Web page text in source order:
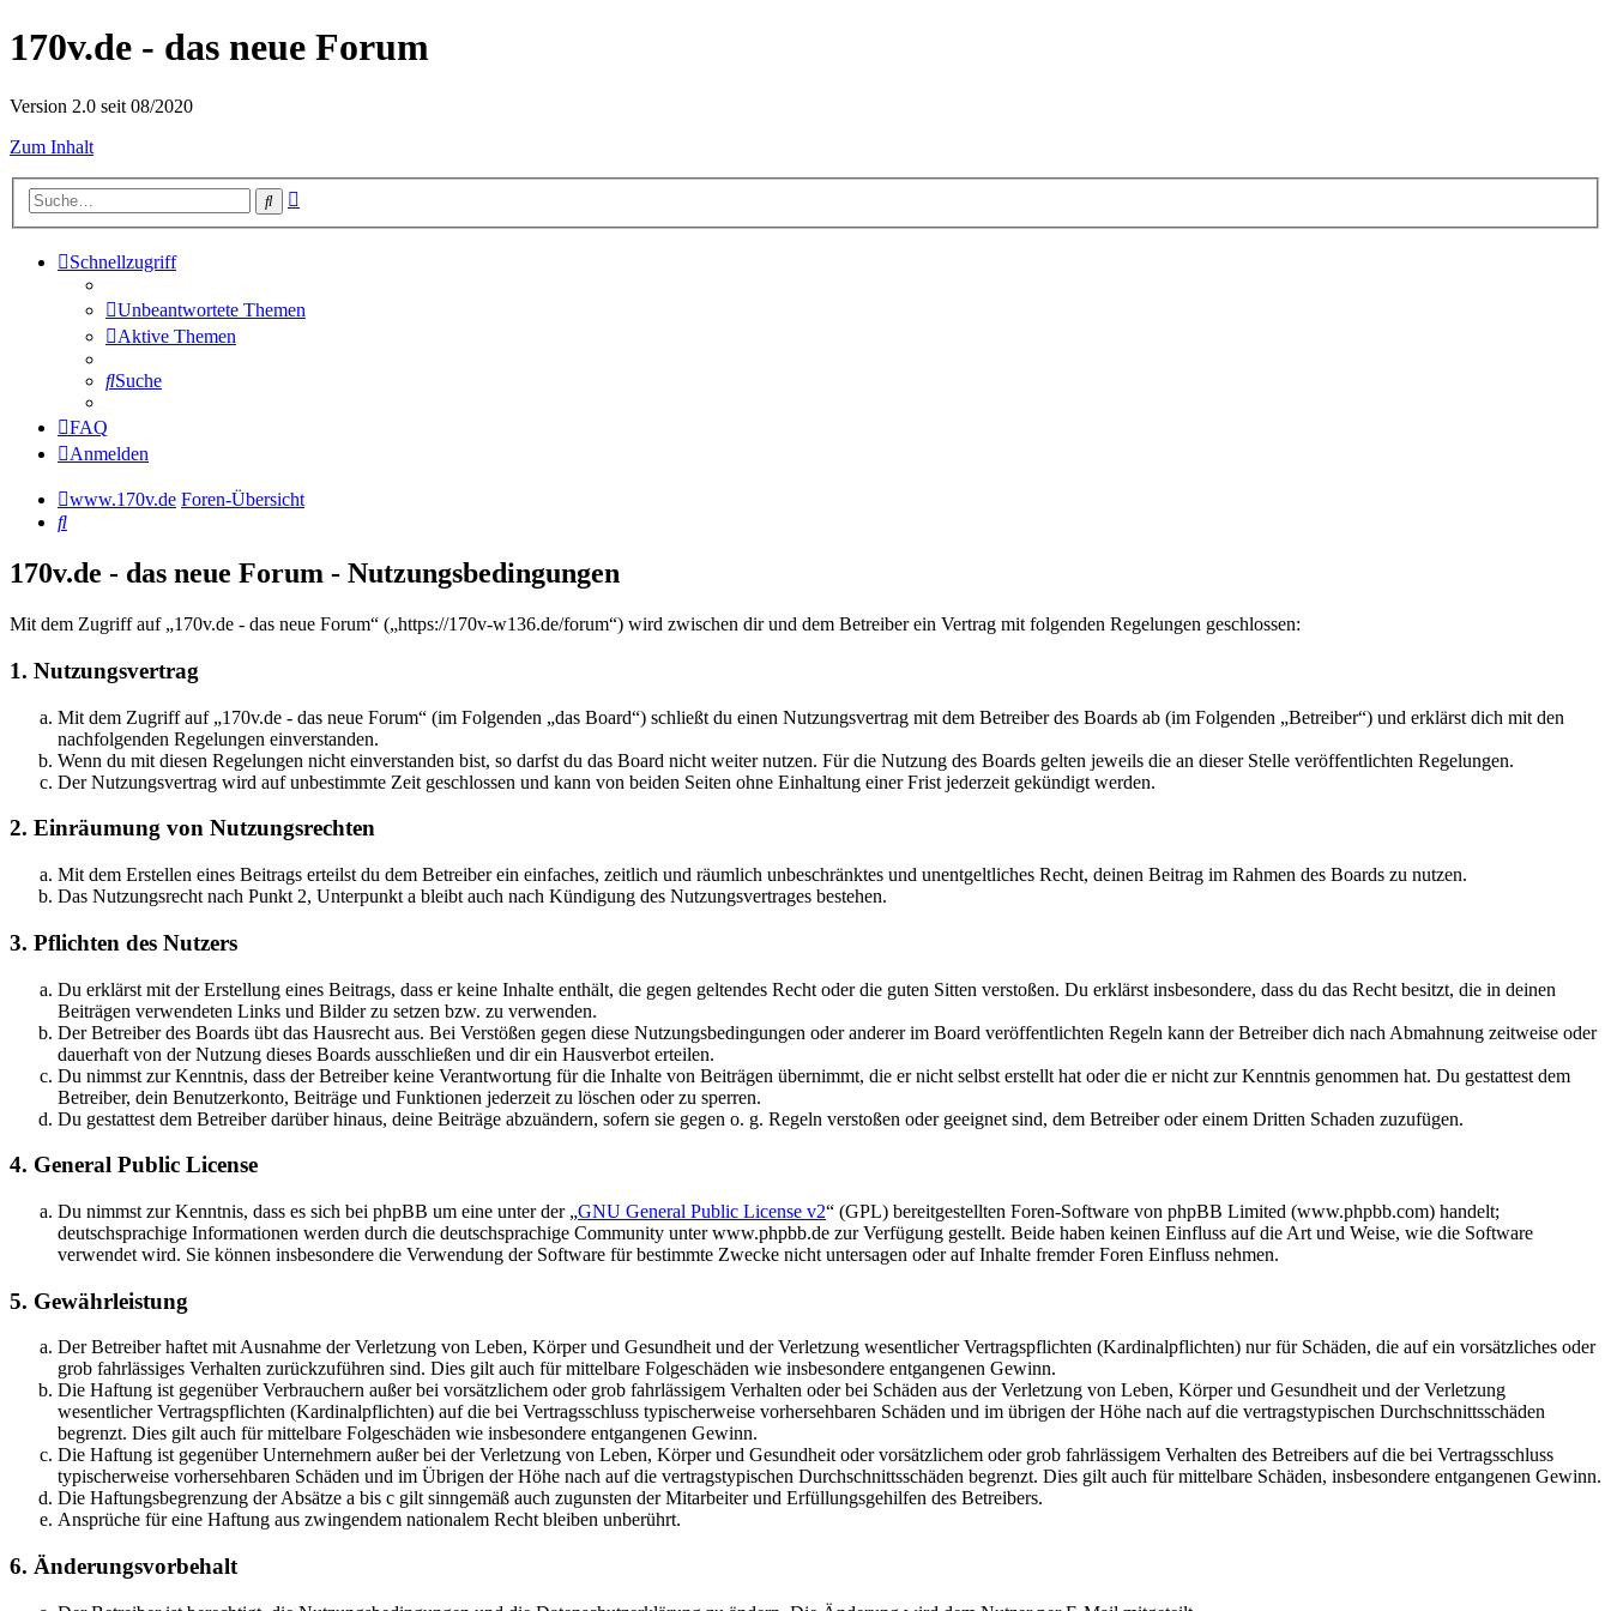
170v.de - das neue Forum
Version 2.0 seit 08/2020
Zum Inhalt
Suche
Schnellzugriff
Unbeantwortete Themen
Aktive Themen
Suche
FAQ
Anmelden
www.170v.de Foren-Übersicht
Suche
170v.de - das neue Forum - Nutzungsbedingungen
Mit dem Zugriff auf „170v.de - das neue Forum“ („https://170v-w136.de/forum“) wird zwischen dir und dem Betreiber ein Vertrag mit folgenden Regelungen geschlossen:
1. Nutzungsvertrag
Mit dem Zugriff auf „170v.de - das neue Forum“ (im Folgenden „das Board“) schließt du einen Nutzungsvertrag mit dem Betreiber des Boards ab (im Folgenden „Betreiber“) und erklärst dich mit den
nachfolgenden Regelungen einverstanden.
Wenn du mit diesen Regelungen nicht einverstanden bist, so darfst du das Board nicht weiter nutzen. Für die Nutzung des Boards gelten jeweils die an dieser Stelle veröffentlichten Regelungen.
Der Nutzungsvertrag wird auf unbestimmte Zeit geschlossen und kann von beiden Seiten ohne Einhaltung einer Frist jederzeit gekündigt werden.
2. Einräumung von Nutzungsrechten
Mit dem Erstellen eines Beitrags erteilst du dem Betreiber ein einfaches, zeitlich und räumlich unbeschränktes und unentgeltliches Recht, deinen Beitrag im Rahmen des Boards zu nutzen.
Das Nutzungsrecht nach Punkt 2, Unterpunkt a bleibt auch nach Kündigung des Nutzungsvertrages bestehen.
3. Pflichten des Nutzers
Du erklärst mit der Erstellung eines Beitrags, dass er keine Inhalte enthält, die gegen geltendes Recht oder die guten Sitten verstoßen. Du erklärst insbesondere, dass du das Recht besitzt, die in deinen
Beiträgen verwendeten Links und Bilder zu setzen bzw. zu verwenden.
Der Betreiber des Boards übt das Hausrecht aus. Bei Verstößen gegen diese Nutzungsbedingungen oder anderer im Board veröffentlichten Regeln kann der Betreiber dich nach Abmahnung zeitweise oder
dauerhaft von der Nutzung dieses Boards ausschließen und dir ein Hausverbot erteilen.
Du nimmst zur Kenntnis, dass der Betreiber keine Verantwortung für die Inhalte von Beiträgen übernimmt, die er nicht selbst erstellt hat oder die er nicht zur Kenntnis genommen hat. Du gestattest dem
Betreiber, dein Benutzerkonto, Beiträge und Funktionen jederzeit zu löschen oder zu sperren.
Du gestattest dem Betreiber darüber hinaus, deine Beiträge abzuändern, sofern sie gegen o. g. Regeln verstoßen oder geeignet sind, dem Betreiber oder einem Dritten Schaden zuzufügen.
4. General Public License
Du nimmst zur Kenntnis, dass es sich bei phpBB um eine unter der „GNU General Public License v2“ (GPL) bereitgestellten Foren-Software von phpBB Limited (www.phpbb.com) handelt;
deutschsprachige Informationen werden durch die deutschsprachige Community unter www.phpbb.de zur Verfügung gestellt. Beide haben keinen Einfluss auf die Art und Weise, wie die Software
verwendet wird. Sie können insbesondere die Verwendung der Software für bestimmte Zwecke nicht untersagen oder auf Inhalte fremder Foren Einfluss nehmen.
5. Gewährleistung
Der Betreiber haftet mit Ausnahme der Verletzung von Leben, Körper und Gesundheit und der Verletzung wesentlicher Vertragspflichten (Kardinalpflichten) nur für Schäden, die auf ein vorsätzliches oder
grob fahrlässiges Verhalten zurückzuführen sind. Dies gilt auch für mittelbare Folgeschäden wie insbesondere entgangenen Gewinn.
Die Haftung ist gegenüber Verbrauchern außer bei vorsätzlichem oder grob fahrlässigem Verhalten oder bei Schäden aus der Verletzung von Leben, Körper und Gesundheit und der Verletzung
wesentlicher Vertragspflichten (Kardinalpflichten) auf die bei Vertragsschluss typischerweise vorhersehbaren Schäden und im übrigen der Höhe nach auf die vertragstypischen Durchschnittsschäden
begrenzt. Dies gilt auch für mittelbare Folgeschäden wie insbesondere entgangenen Gewinn.
Die Haftung ist gegenüber Unternehmern außer bei der Verletzung von Leben, Körper und Gesundheit oder vorsätzlichem oder grob fahrlässigem Verhalten des Betreibers auf die bei Vertragsschluss
typischerweise vorhersehbaren Schäden und im Übrigen der Höhe nach auf die vertragstypischen Durchschnittsschäden begrenzt. Dies gilt auch für mittelbare Schäden, insbesondere entgangenen Gewinn.
Die Haftungsbegrenzung der Absätze a bis c gilt sinngemäß auch zugunsten der Mitarbeiter und Erfüllungsgehilfen des Betreibers.
Ansprüche für eine Haftung aus zwingendem nationalem Recht bleiben unberührt.
6. Änderungsvorbehalt